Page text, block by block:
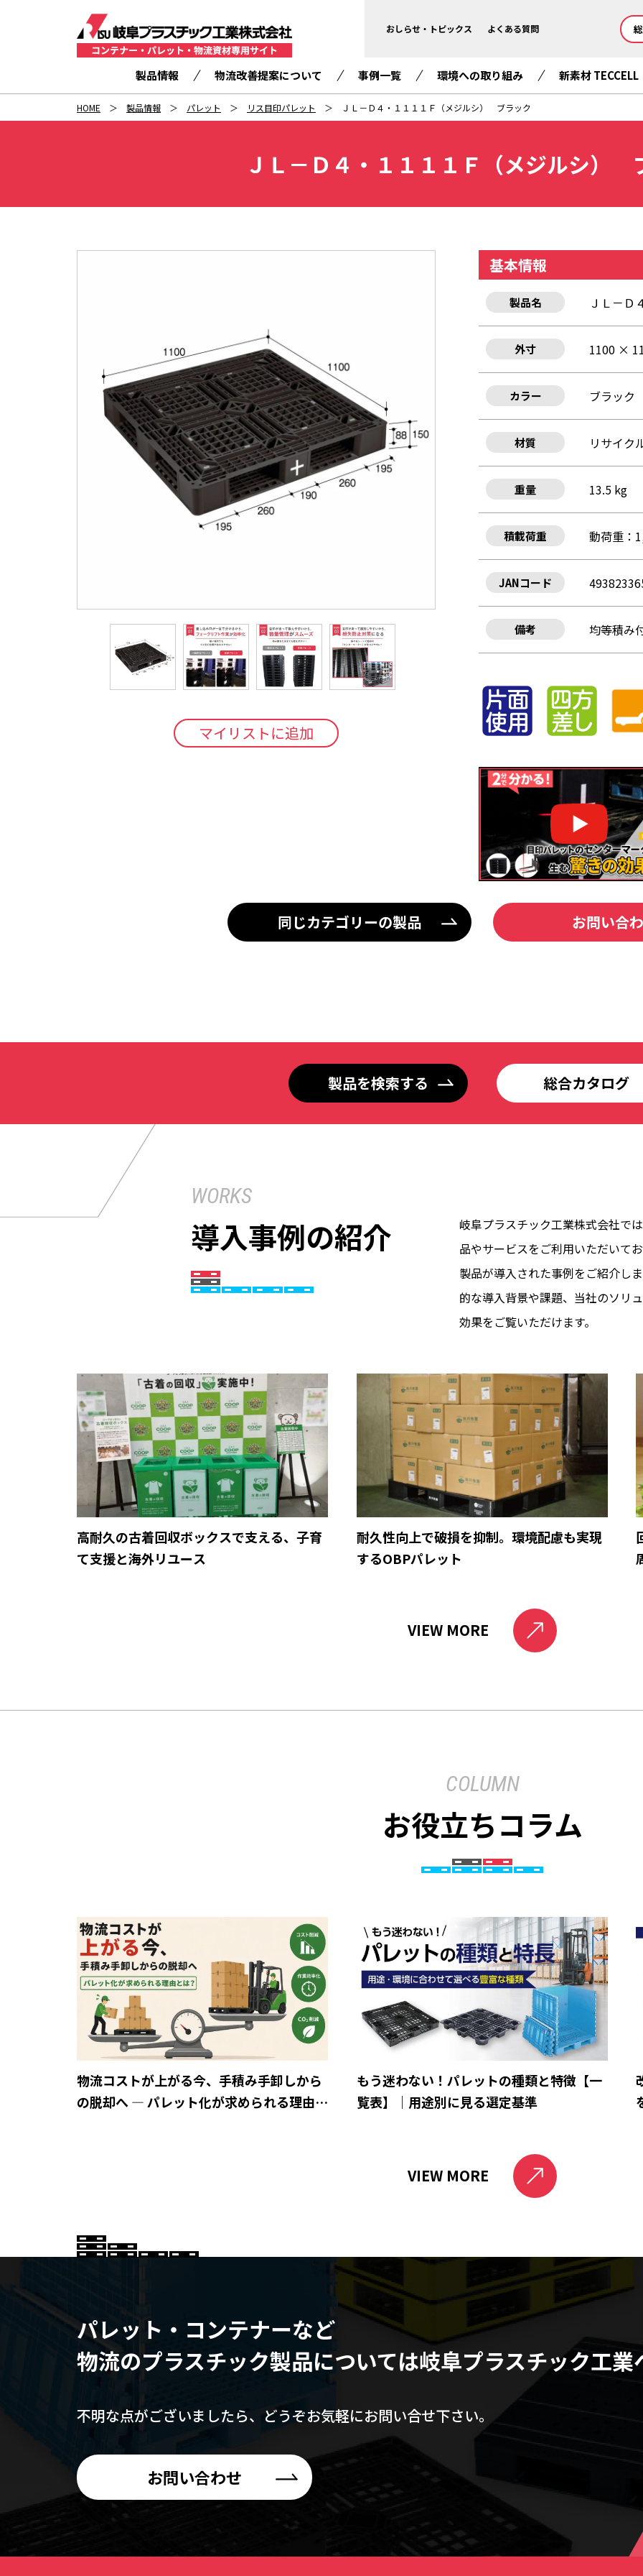
おしらせ・トピックス よくある質問
製品情報 物流改善提案について 事例一覧 環境への取り組み 新素材 TECCELL
HOME 製品情報 パレット リス目印パレット ＪＬ－Ｄ４・１１１１Ｆ（メジルシ） ブラック
ＪＬ－Ｄ４・１１１１Ｆ（メジルシ）
マイリストに追加
基本情報
製品名 ＪＬ－Ｄ
外寸 1100 ×
カラー ブラック
材質 リサイク
重量 13.5 kg
積載荷重 動荷重：
JANコード
備考 均等積み
同じカテゴリーの製品 お問い合
製品を検索する 総合カタログ
WORKS
導入事例の紹介
岐阜プラスチック工業株式会社で
品やサービスをご利用いただいて
製品が導入された事例をご紹介し
的な導入背景や課題、当社のソリ
効果をご覧いただけます。
高耐久の古着回収ボックスで支える、子育
て支援と海外リユース
耐久性向上で破損を抑制。環境配慮も実現
するOBPパレット
VIEW MORE
COLUMN
お役立ちコラム
物流コストが上がる今、手積み手卸しから
の脱却へ ― パレット化が求められる理由と
もう迷わない！パレットの種類と特徴【一
覧表】｜用途別に見る選定基準
VIEW MORE
パレット・コンテナーなど
物流のプラスチック製品については岐阜プラスチック工業
不明な点がございましたら、 どうぞお気軽にお問い合せ下さい。
お問い合わせ